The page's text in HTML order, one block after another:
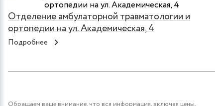
Отделение амбулаторной травматологии и
ортопедии на ул. Академическая, 4
Подробнее
Обращаем ваше внимание, что вся информация, включая цены,